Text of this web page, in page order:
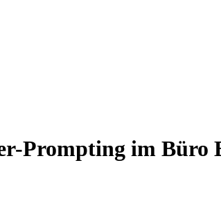
Anwendungstechniken